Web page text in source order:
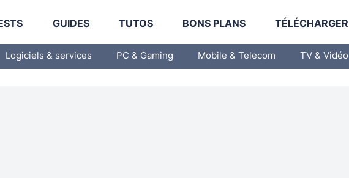
GUIDES TUTOS BONS PLANS TÉLÉCHARGER
Logiciels & services PC & Gaming Mobile & Telecom TV & Vidéo